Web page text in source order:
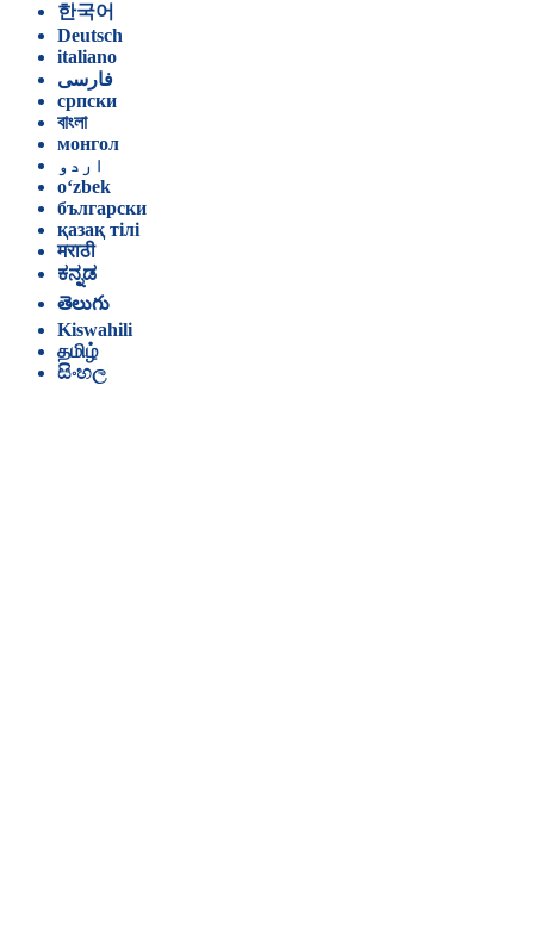
한국어
Deutsch
italiano
فارسی
српски
বাংলা
монгол
اردو
o‘zbek
български
қазақ тілі
मराठी
ಕನ್ನಡ
తెలుగు
Kiswahili
தமிழ்
සිංහල